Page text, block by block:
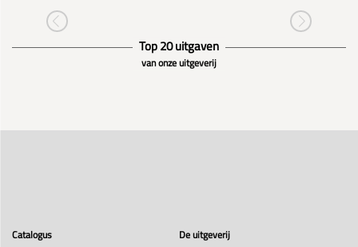
Top 20 uitgaven
van onze uitgeverij
Catalogus
De uitgeverij